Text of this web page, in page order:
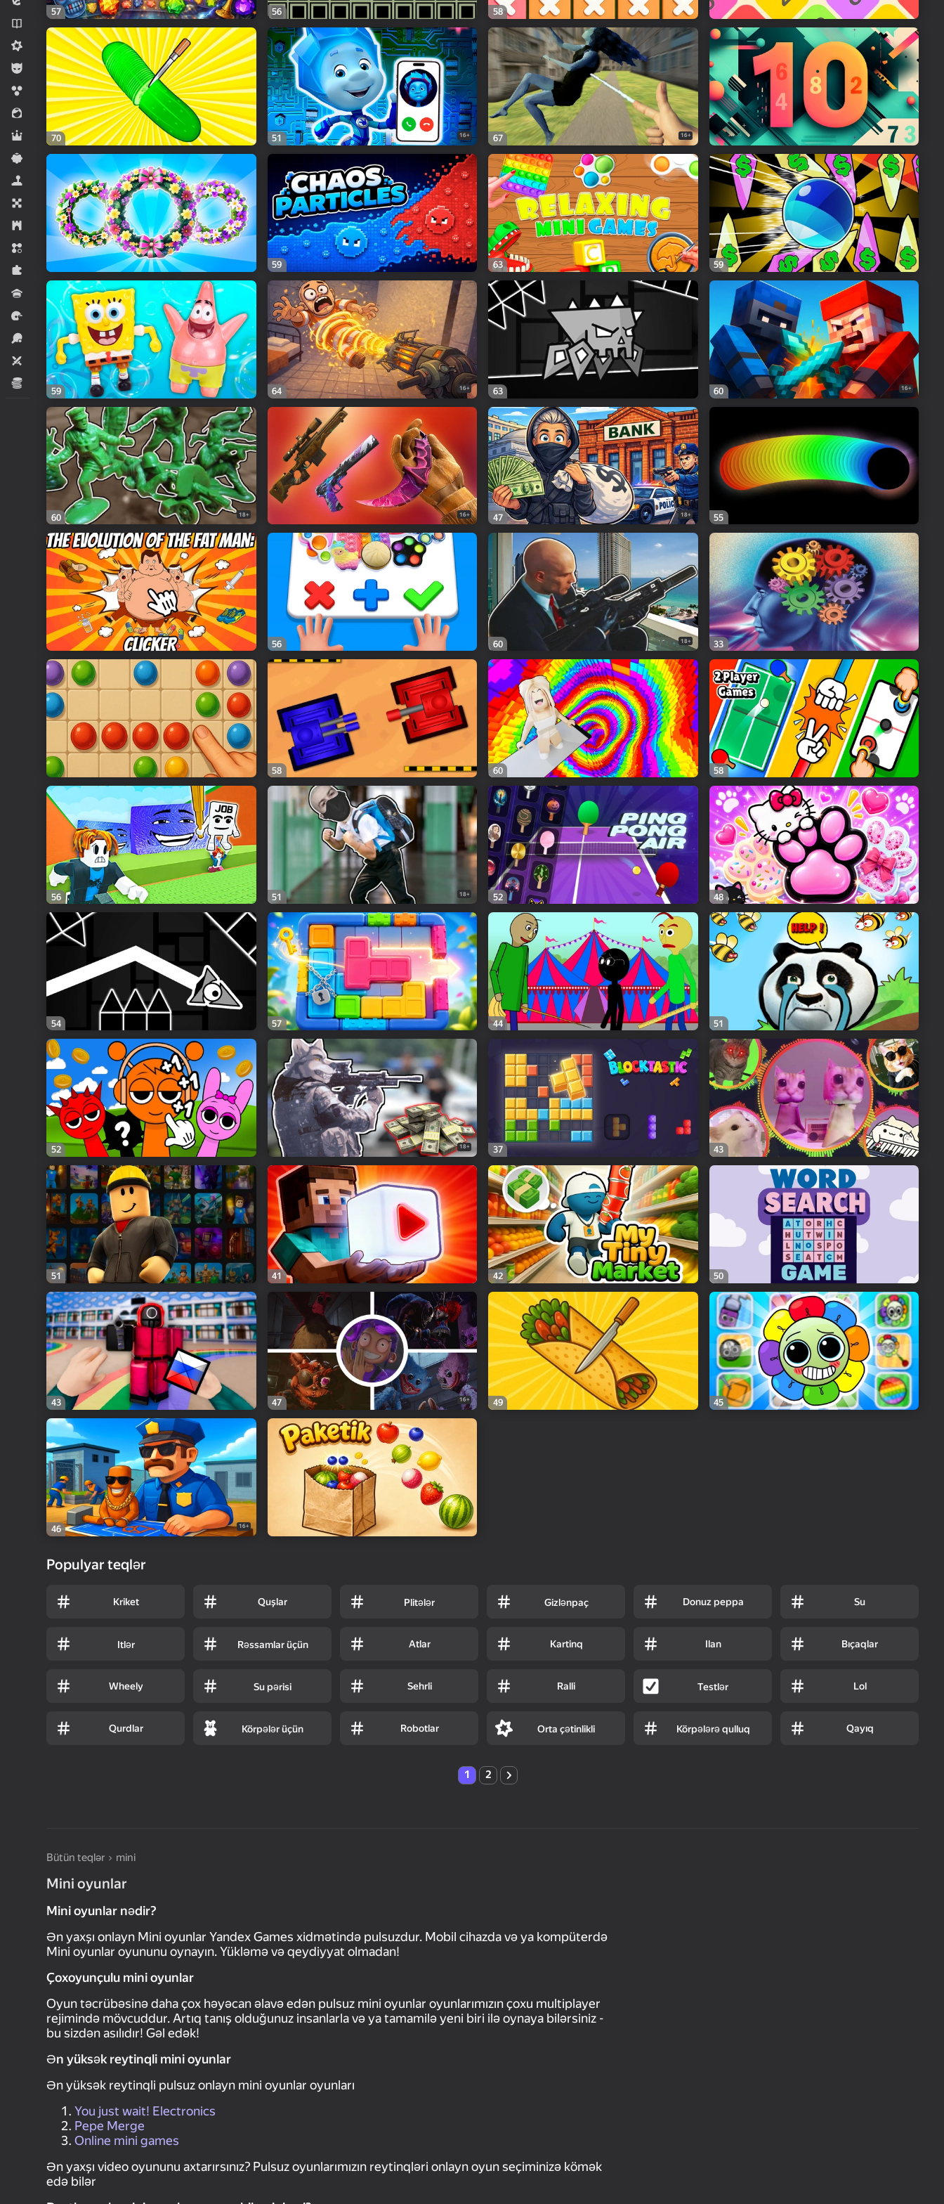
Novellalar
Orta çətinlikli
Oğlanlar üçün
Qabarcıq
Qızlar üçün
Sadə
Simulyator
Stolüstü
Strategiya
Sıralama
Tapmaca
Viktorina
İdman
İki nəfərlik
İqtisadi
57 56 58
70 51 16+ 67 16+
59 63 59
59 64 16+ 63 60 16+
60 18+ 16+ 47 18+ 55
56 60 18+ 33
58 60 58
56 51 18+ 52 48
54 57 44 51
52 18+ 37 43
51 41 42 50
43 47 16+ 49 45
46 16+
Populyar teqlər
Kriket Quşlar Plitələr Gizlənpaç Donuz peppa Su
Itlər Rəssamlar üçün Atlar Kartinq Ilan Bıçaqlar
Wheely Su pərisi Sehrli Ralli Testlər Lol
Qurdlar Körpələr üçün Robotlar Orta çətinlikli Körpələrə qulluq Qayıq
1 2
Bütün teqlər mini
Mini oyunlar
Mini oyunlar nədir?
Ən yaxşı onlayn Mini oyunlar Yandex Games xidmətində pulsuzdur. Mobil cihazda və ya kompüterdə
Mini oyunlar oyununu oynayın. Yükləmə və qeydiyyat olmadan!
Çoxoyunçulu mini oyunlar
Oyun təcrübəsinə daha çox həyəcan əlavə edən pulsuz mini oyunlar oyunlarımızın çoxu multiplayer
rejimində mövcuddur. Artıq tanış olduğunuz insanlarla və ya tamamilə yeni biri ilə oynaya bilərsiniz -
bu sizdən asılıdır! Gəl edək!
Ən yüksək reytinqli mini oyunlar
Ən yüksək reytinqli pulsuz onlayn mini oyunlar oyunları
You just wait! Electronics
Pepe Merge
Online mini games
Ən yaxşı video oyununu axtarırsınız? Pulsuz oyunlarımızın reytinqləri onlayn oyun seçiminizə kömək
edə bilər